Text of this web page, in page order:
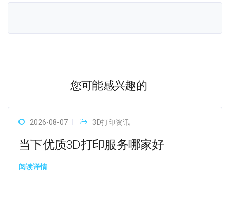
您可能感兴趣的
2026-08-07 3D打印资讯
当下优质3D打印服务哪家好
阅读详情